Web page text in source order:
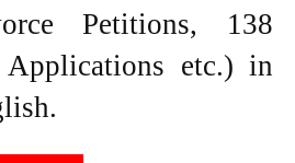
Petitions, 138
etc.) in